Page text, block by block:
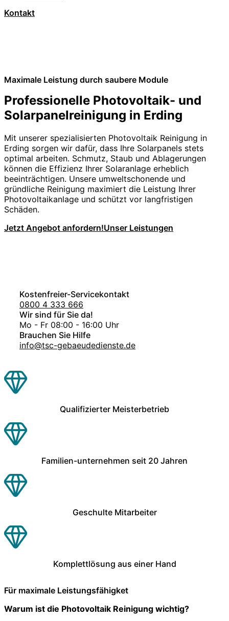
Kontakt
Maximale Leistung durch saubere Module
Professionelle Photovoltaik- und
Solarpanelreinigung in Erding
Mit unserer spezialisierten Photovoltaik Reinigung in
Erding sorgen wir dafür, dass Ihre Solarpanels stets
optimal arbeiten. Schmutz, Staub und Ablagerungen
können die Effizienz Ihrer Solaranlage erheblich
beeinträchtigen. Unsere umweltschonende und
gründliche Reinigung maximiert die Leistung Ihrer
Photovoltaikanlage und schützt vor langfristigen
Schäden.
Jetzt Angebot anfordern!Unser Leistungen
Kostenfreier-Servicekontakt
0800 4 333 666
Wir sind für Sie da!
Mo - Fr 08:00 - 16:00 Uhr
Brauchen Sie Hilfe
info@tsc-gebaeudedienste.de
Qualifizierter Meisterbetrieb
Familien-unternehmen seit 20 Jahren
Geschulte Mitarbeiter
Komplettlösung aus einer Hand
Für maximale Leistungsfähigket
Warum ist die Photovoltaik Reinigung wichtig?